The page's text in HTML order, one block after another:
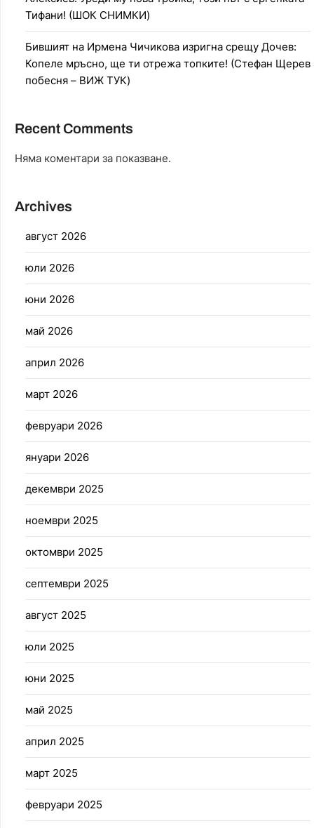
Тифани! (ШОК СНИМКИ)
Бившият на Ирмена Чичикова изригна срещу Дочев:
Копеле мръсно, ще ти отрежа топките! (Стефан Щерев
побесня – ВИЖ ТУК)
Recent Comments
Няма коментари за показване.
Archives
август 2026
юли 2026
юни 2026
май 2026
април 2026
март 2026
февруари 2026
януари 2026
декември 2025
ноември 2025
октомври 2025
септември 2025
август 2025
юли 2025
юни 2025
май 2025
април 2025
март 2025
февруари 2025